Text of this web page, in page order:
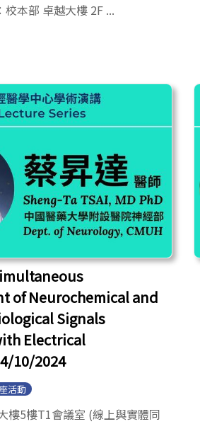
校本部 卓越大樓 2F ...
of Neurochemical and
Signals
Electrical
10/2024
活動
樓5樓T1會議室 (線上與實體同